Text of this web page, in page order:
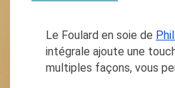
Le Foulard en soie de
intégrale ajoute une
multiples façons, vous